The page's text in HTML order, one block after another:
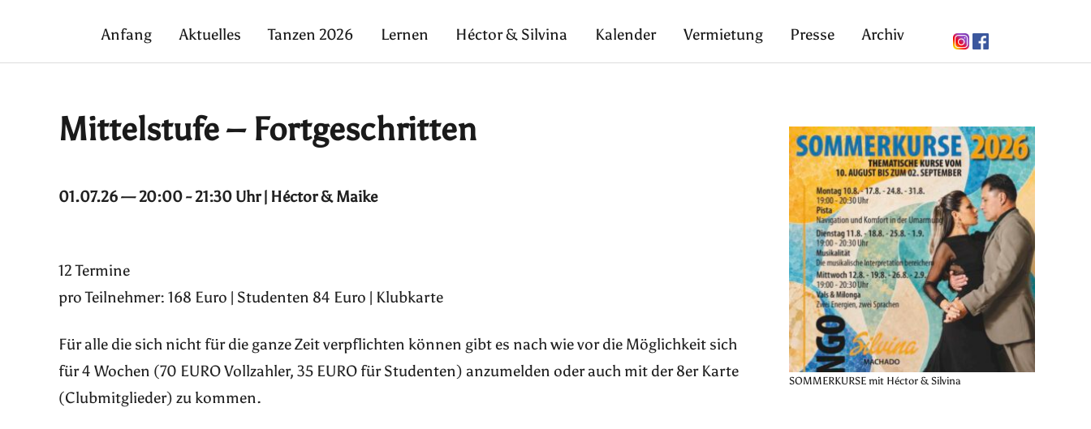
Anfang Aktuelles Tanzen 2026 Lernen Héctor & Silvina Kalender Vermietung Presse Archiv
Mittelstufe – Fortgeschritten
01.07.26 — 20:00 - 21:30 Uhr | Héctor & Maike
12 Termine
pro Teilnehmer: 168 Euro | Studenten 84 Euro | Klubkarte
Für alle die sich nicht für die ganze Zeit verpflichten können gibt es nach wie vor die Möglichkeit sich
für 4 Wochen (70 EURO Vollzahler, 35 EURO für Studenten) anzumelden oder auch mit der 8er Karte
(Clubmitglieder) zu kommen.
SOMMERKURSE mit Héctor & Silvina